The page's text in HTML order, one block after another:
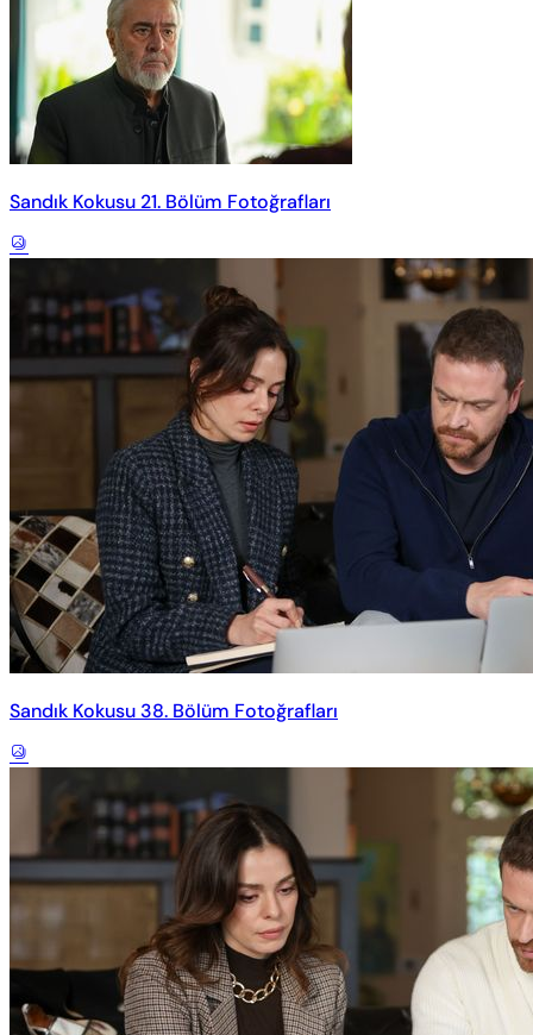
Sandık Kokusu 21. Bölüm Fotoğrafları
Sandık Kokusu 38. Bölüm Fotoğrafları